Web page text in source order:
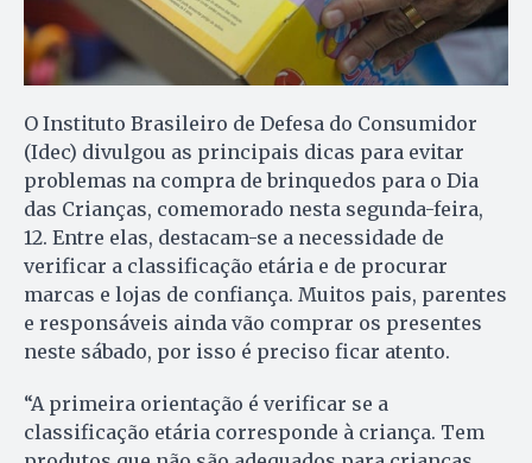
O Instituto Brasileiro de Defesa do Consumidor
(Idec) divulgou as principais dicas para evitar
problemas na compra de brinquedos para o Dia
das Crianças, comemorado nesta segunda-feira,
12. Entre elas, destacam-se a necessidade de
verificar a classificação etária e de procurar
marcas e lojas de confiança. Muitos pais, parentes
e responsáveis ainda vão comprar os presentes
neste sábado, por isso é preciso ficar atento.
“A primeira orientação é verificar se a
classificação etária corresponde à criança. Tem